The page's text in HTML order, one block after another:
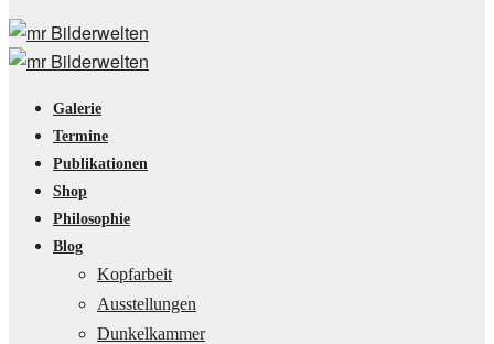
Galerie
Termine
Publikationen
Shop
Philosophie
Blog
Kopfarbeit
Ausstellungen
Dunkelkammer